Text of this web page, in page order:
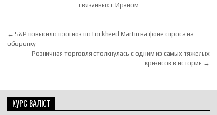
связанных с Ираном
Навигация по записям
← S&P повысило прогноз по Lockheed Martin на фоне спроса на
оборонку
Розничная торговля столкнулась с одним из самых тяжелых
кризисов в истории →
КУРС ВАЛЮТ